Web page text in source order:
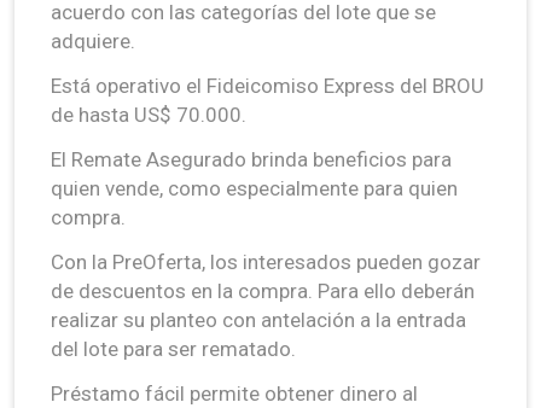
acuerdo con las categorías del lote que se
adquiere.
Está operativo el Fideicomiso Express del BROU
de hasta US$ 70.000.
El Remate Asegurado brinda beneficios para
quien vende, como especialmente para quien
compra.
Con la PreOferta, los interesados pueden gozar
de descuentos en la compra. Para ello deberán
realizar su planteo con antelación a la entrada
del lote para ser rematado.
Préstamo fácil permite obtener dinero al